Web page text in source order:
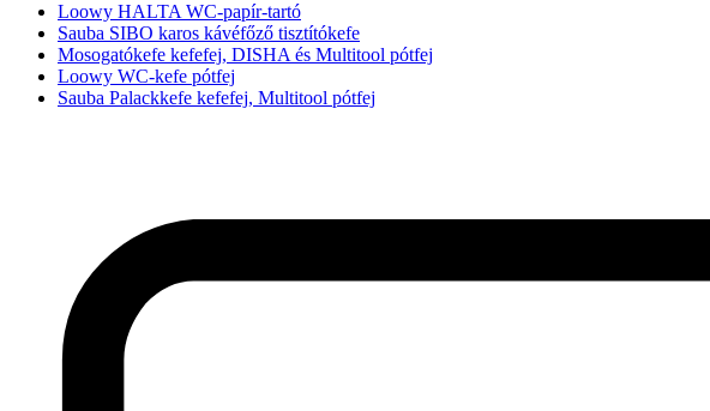
Loowy HALTA WC-papír-tartó
Sauba SIBO karos kávéfőző tisztítókefe
Mosogatókefe kefefej, DISHA és Multitool pótfej
Loowy WC-kefe pótfej
Sauba Palackkefe kefefej, Multitool pótfej